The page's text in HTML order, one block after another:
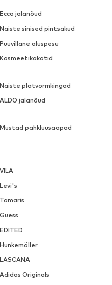
Ecco jalanõud
Naiste sinised pintsakud
Puuvillane aluspesu
Kosmeetikakotid
Naiste platvormkingad
ALDO jalanõud
Mustad pahkluusaapad
VILA
Levi's
Tamaris
Guess
EDITED
Hunkemöller
LASCANA
Adidas Originals